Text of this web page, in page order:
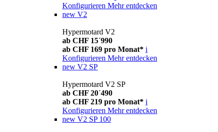
Konfigurieren Mehr entdecken
new V2
Hypermotard V2
ab CHF 15´990
ab CHF 169 pro Monat* i
Konfigurieren Mehr entdecken
new V2 SP
Hypermotard V2 SP
ab CHF 20´490
ab CHF 219 pro Monat* i
Konfigurieren Mehr entdecken
new V2 SP 100